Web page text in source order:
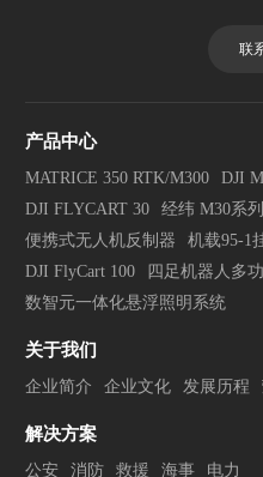
联
产品中心
MATRICE 350 RTK/M300 DJI
DJI FLYCART 30
经纬 M30系列
便携式无人机反制器
机载95-1
DJI FlyCart 100
四足机器人多
数智元一体化悬浮照明系统
关于我们
企业简介 企业文化 发展历程
解决方案
公安 消防 救援 海事 电力